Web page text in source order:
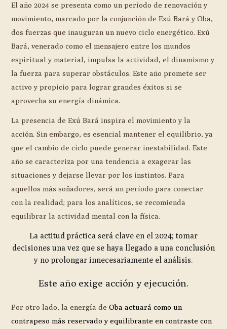
El año 2024 se presenta como un período de renovación y
movimiento, marcado por la conjunción de Exú Bará y Oba,
dos fuerzas que inauguran un nuevo ciclo energético. Exú
Bará, venerado como el mensajero entre los mundos
espiritual y material, impulsa la actividad, el dinamismo y
la fuerza para superar obstáculos. Este año promete ser
activo y propicio para lograr grandes éxitos si se
aprovecha su energía dinámica.
La presencia de Exú Bará inspira el movimiento y la
acción. Sin embargo, es esencial mantener el equilibrio, ya
que el cambio de ciclo puede generar inestabilidad. Este
año se caracteriza por una tendencia a exagerar las
situaciones y dejarse llevar por los instintos. Para
aquellos más soñadores, será un período para conectar
con la realidad; para los analíticos, se recomienda
equilibrar la actividad mental con la física.
La actitud práctica será clave en el 2024; tomar
decisiones una vez que se haya llegado a una conclusión
y no prolongar innecesariamente el análisis.
Este año exige acción y ejecución.
Por otro lado, la energía deOba actuará como un
contrapeso más reservado y equilibrante en contraste con